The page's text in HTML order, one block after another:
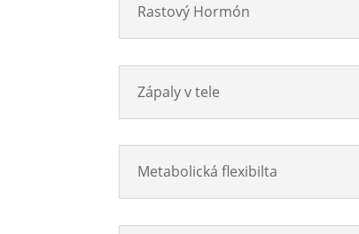
Rastový Hormón
Zápaly v tele
Metabolická flexibilta